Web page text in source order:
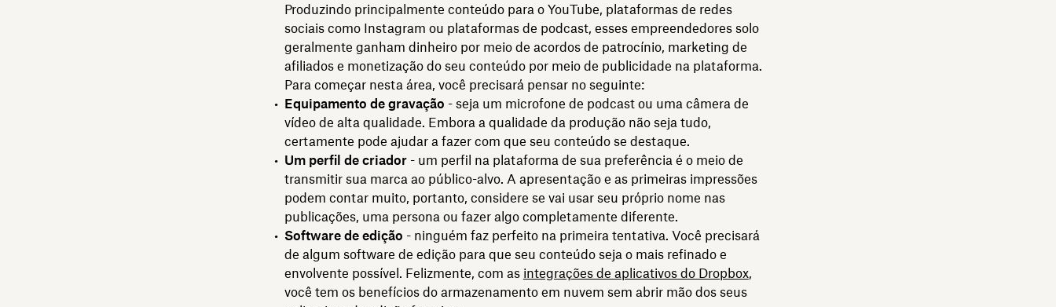
Produzindo principalmente conteúdo para o YouTube, plataformas de redes
sociais como Instagram ou plataformas de podcast, esses empreendedores solo
geralmente ganham dinheiro por meio de acordos de patrocínio, marketing de
afiliados e monetização do seu conteúdo por meio de publicidade na plataforma.
Para começar nesta área, você precisará pensar no seguinte:
Equipamento de gravação - seja um microfone de podcast ou uma câmera de
vídeo de alta qualidade. Embora a qualidade da produção não seja tudo,
certamente pode ajudar a fazer com que seu conteúdo se destaque.
Um perfil de criador- um perfil na plataforma de sua preferência é o meio de
transmitir sua marca ao público-alvo. A apresentação e as primeiras impressões
podem contar muito, portanto, considere se vai usar seu próprio nome nas
publicações, uma persona ou fazer algo completamente diferente.
Software de edição - ninguém faz perfeito na primeira tentativa. Você precisará
de algum software de edição para que seu conteúdo seja o mais refinado e
envolvente possível. Felizmente, com as integrações de aplicativos do Dropbox,
você tem os benefícios do armazenamento em nuvem sem abrir mão dos seus